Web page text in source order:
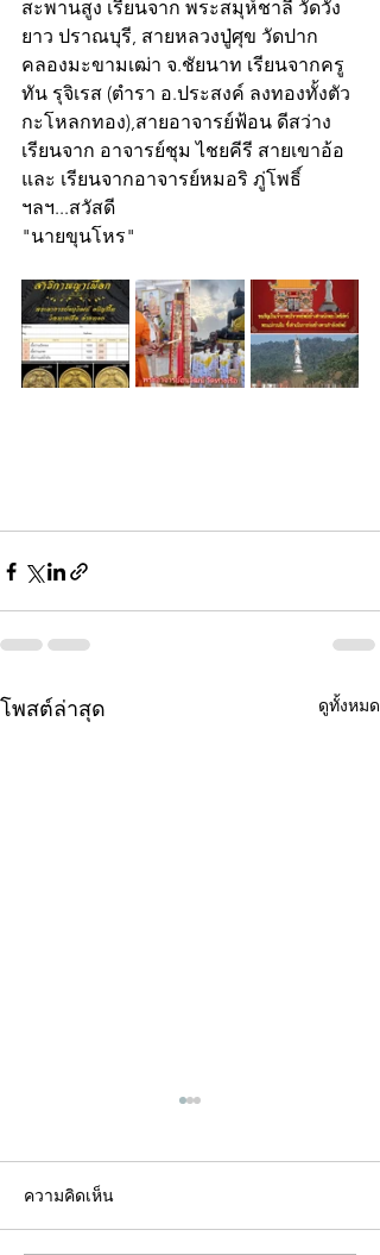
สะพานสูง เรียนจาก พระสมุห์ชาลี วัดวัง
ยาว ปราณบุรี, สายหลวงปู่ศุข วัดปาก
คลองมะขามเฒ่า จ.ชัยนาท เรียนจากครู
ทัน รุจิเรส (ตำรา อ.ประสงค์ ลงทองทั้งตัว
กะโหลกทอง),สายอาจารย์ฟ้อน ดีสว่าง
เรียนจาก อาจารย์ชุม ไชยคีรี สายเขาอ้อ
และ เรียนจากอาจารย์หมอริ ภู่โพธิ์
ฯลฯ...สวัสดี
"นายขุนโหร"
โพสต์ล่าสุด ดูทั้งหมด
ความคิดเห็น